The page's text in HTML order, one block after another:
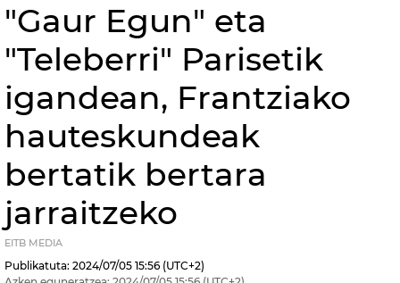
"Gaur Egun" eta
"Teleberri" Parisetik
igandean, Frantziako
hauteskundeak
bertatik bertara
jarraitzeko
EITB MEDIA
Publikatuta: 2024/07/05 15:56 (UTC+2)